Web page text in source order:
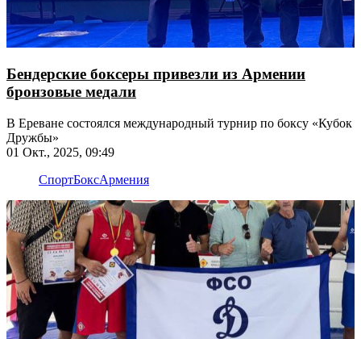
Бендерские боксеры привезли из Армении
бронзовые медали
В Ереване состоялся международный турнир по боксу «Кубок
Дружбы»
01 Окт., 2025, 09:49
СпортБоксАрмения